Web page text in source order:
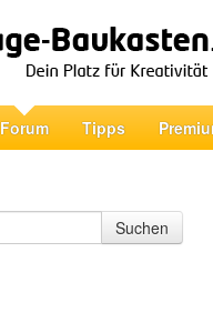
Forum Tipps
Suchen